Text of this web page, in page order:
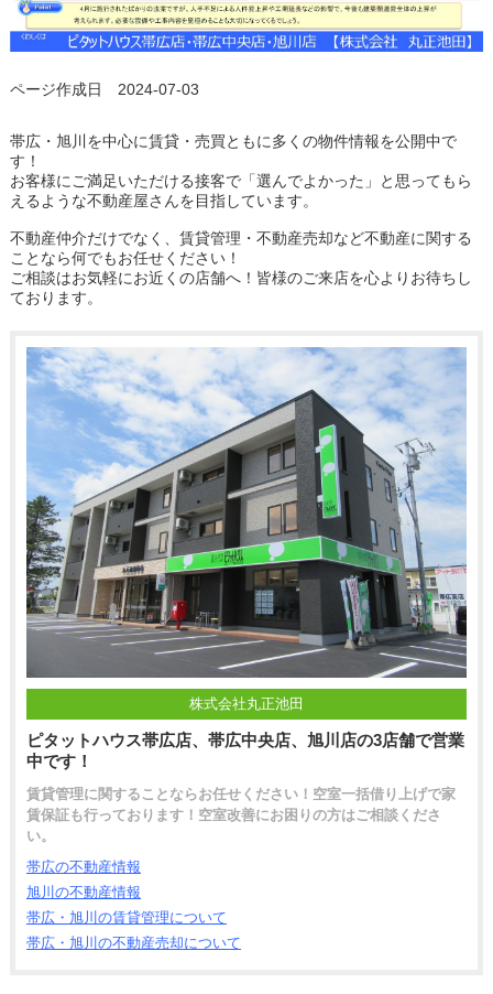
ページ作成日 2024-07-03
帯広・旭川を中心に賃貸・売買ともに多くの物件情報を公開中で
す！
お客様にご満足いただける接客で「選んでよかった」と思ってもら
えるような不動産屋さんを目指しています。
不動産仲介だけでなく、賃貸管理・不動産売却など不動産に関する
ことなら何でもお任せください！
ご相談はお気軽にお近くの店舗へ！皆様のご来店を心よりお待ちし
ております。
株式会社丸正池田
ピタットハウス帯広店、帯広中央店、旭川店の3店舗で営業
中です！
賃貸管理に関することならお任せください！空室一括借り上げで家
賃保証も行っております！空室改善にお困りの方はご相談くださ
い。
帯広の不動産情報
旭川の不動産情報
帯広・旭川の賃貸管理について
帯広・旭川の不動産売却について